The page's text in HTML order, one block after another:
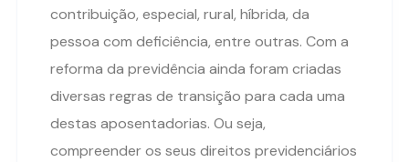
contribuição, especial, rural, híbrida, da
pessoa com deficiência, entre outras. Com a
reforma da previdência ainda foram criadas
diversas regras de transição para cada uma
destas aposentadorias. Ou seja,
compreender os seus direitos previdenciários